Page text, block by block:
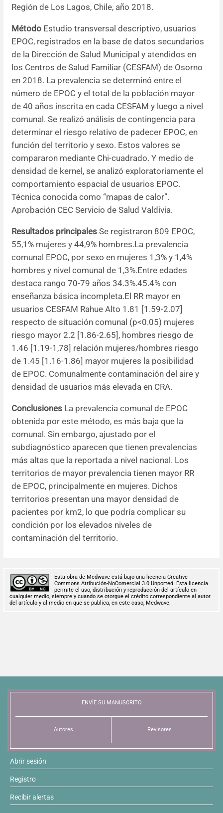
Región de Los Lagos, Chile, año 2018.
Método Estudio transversal descriptivo, usuarios
EPOC, registrados en la base de datos secundarios
de la Dirección de Salud Municipal y atendidos en
los Centros de Salud Familiar (CESFAM) de Osorno
en 2018. La prevalencia se determinó entre el
número de EPOC y el total de la población mayor
de 40 años inscrita en cada CESFAM y luego a nivel
comunal. Se realizó análisis de contingencia para
determinar el riesgo relativo de padecer EPOC, en
función del territorio y sexo. Estos valores se
compararon mediante Chi-cuadrado. Y medio de
densidad de kernel, se analizó exploratoriamente el
comportamiento espacial de usuarios EPOC.
Técnica conocida como “mapas de calor”.
Aprobación CEC Servicio de Salud Valdivia.
Resultados principales Se registraron 809 EPOC,
55,1% mujeres y 44,9% hombres.La prevalencia
comunal EPOC, por sexo en mujeres 1,3% y 1,4%
hombres y nivel comunal de 1,3%.Entre edades
destaca rango 70-79 años 34.3%.45.4% con
enseñanza básica incompleta.El RR mayor en
usuarios CESFAM Rahue Alto 1.81 [1.59-2.07]
respecto de situación comunal (p<0.05) mujeres
riesgo mayor 2.2 [1.86-2.65], hombres riesgo de
1.46 [1.19-1,78] relación mujeres/hombres riesgo
de 1.45 [1.16-1.86] mayor mujeres la posibilidad
de EPOC. Comunalmente contaminación del aire y
densidad de usuarios más elevada en CRA.
Conclusiones La prevalencia comunal de EPOC
obtenida por este método, es más baja que la
comunal. Sin embargo, ajustado por el
subdiagnóstico aparecen que tienen prevalencias
más altas que la reportada a nivel nacional. Los
territorios de mayor prevalencia tienen mayor RR
de EPOC, principalmente en mujeres. Dichos
territorios presentan una mayor densidad de
pacientes por km2, lo que podría complicar su
condición por los elevados niveles de
contaminación del territorio.
Esta obra de Medwave está bajo una licencia Creative
Commons Atribución-NoComercial 3.0 Unported. Esta licencia
permite el uso, distribución y reproducción del artículo en
cualquier medio, siempre y cuando se otorgue el crédito correspondiente al autor
del artículo y al medio en que se publica, en este caso, Medwave.
ENVÍE SU MANUSCRITO
Autores Revisores
Abrir sesión
Registro
Recibir alertas